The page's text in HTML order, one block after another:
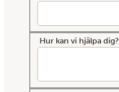
Hur kan vi hjälpa dig?